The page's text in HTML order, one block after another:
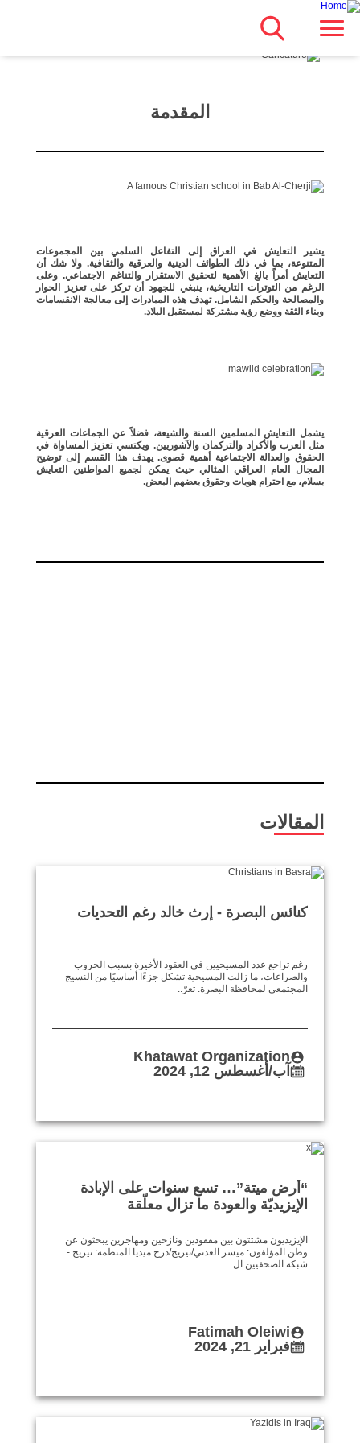
انتقل
المقدمة
يشير التعايش في العراق إلى التفاعل السلمي بين المجموعات
المتنوعة، بما في ذلك الطوائف الدينية والعرقية والثقافية. ولا شك أن
التعايش أمراً بالغ الأهمية لتحقيق الاستقرار والتناغم الاجتماعي. وعلى
الرغم من التوترات التاريخية، ينبغي للجهود أن تركز على تعزيز الحوار
والمصالحة والحكم الشامل. تهدف هذه المبادرات إلى معالجة الانقسامات
وبناء الثقة ووضع رؤية مشتركة لمستقبل البلاد.
يشمل التعايش المسلمين السنة والشيعة، فضلاً عن الجماعات العرقية
مثل العرب والأكراد والتركمان والآشوريين. ويكتسي تعزيز المساواة في
الحقوق والعدالة الاجتماعية أهمية قصوى. يهدف هذا القسم إلى توضيح
المجال العام العراقي المثالي حيث يمكن لجميع المواطنين التعايش
بسلام، مع احترام هويات وحقوق بعضهم البعض.
المقالات
كنائس البصرة - إرث خالد رغم التحديات
رغم تراجع عدد المسيحيين في العقود الأخيرة بسبب الحروب
والصراعات، ما زالت المسيحية تشكل جزءًا أساسيًا من النسيج
المجتمعي لمحافظة البصرة. تعرّ..
Khatawat Organization
آب/أغسطس 12, 2024
“أرض ميتة”… تسع سنوات على الإبادة
الإيزيديّة والعودة ما تزال معلّقة
الإيزيديون مشتتون بين مفقودين ونازحين ومهاجرين يبحثون عن
وطن المؤلفون: ميسر العدني/نيريج/درج ميديا المنظمة: نيريج -
شبكة الصحفيين ال..
Fatimah Oleiwi
فبراير 21, 2024